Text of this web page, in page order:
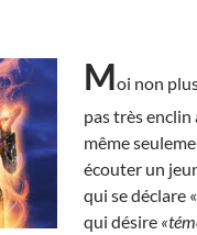
Moi non
pas très enclin
même
écouter un
qui se déclare «
qui désire